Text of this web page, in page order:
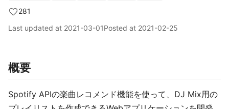
281
Last updated at 2021-03-01Posted at 2021-02-25
概要
Spotify APIの楽曲レコメンド機能を使って、DJ Mix用の